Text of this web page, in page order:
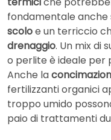
fondamentale anche
scoloe un terriccio
drenaggio. Un mix di
o perlite è ideale per
Anche la
fertilizzanti organici
troppo umido
paio di trattamenti